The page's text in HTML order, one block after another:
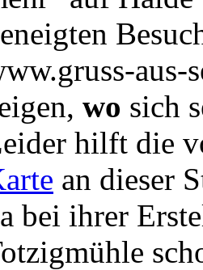
aus-
wo sich
hilft die
an dieser
bei ihrer